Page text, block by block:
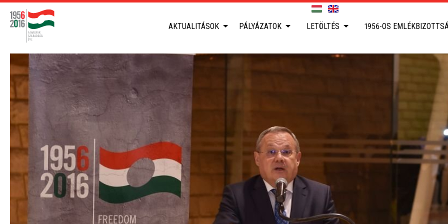
AKTUALITÁSOK PÁLYÁZATOK LETÖLTÉS 1956-OS